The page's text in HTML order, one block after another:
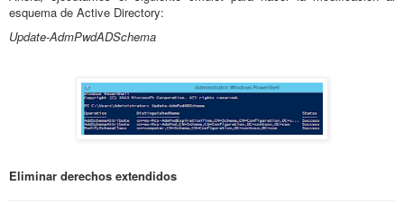
esquema de Active Directory:
Update-AdmPwdADSchema
Eliminar derechos extendidos